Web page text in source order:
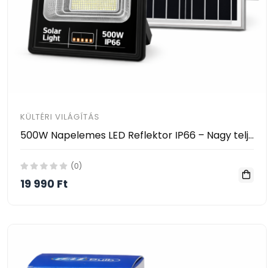
KÜLTÉRI VILÁGÍTÁS
500W Napelemes LED Reflektor IP66 – Nagy teljesítményű kültéri solar lámpa - JORTAN
(0)
19 990 Ft